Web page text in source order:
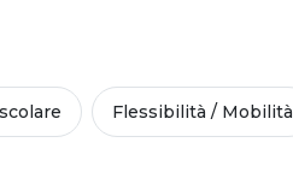
Flessibilità / Mobilità